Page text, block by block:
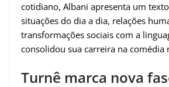
cotidiano, Albani apresenta um
situações do dia a dia, relações
transformações sociais com a
consolidou sua carreira na comédia
Turnê marca nova